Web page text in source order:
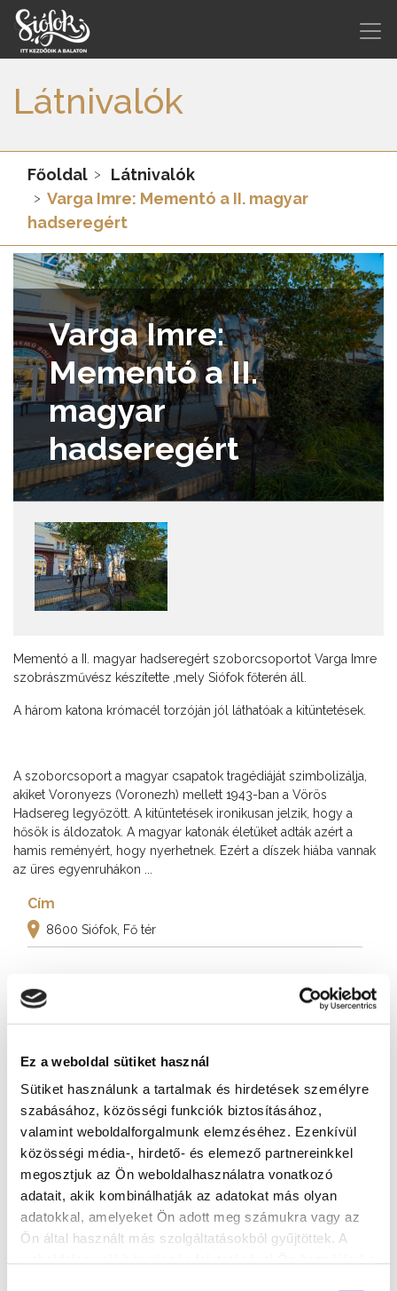
Ez a weboldal sütiket használ
Sütiket használunk a tartalmak és hirdetések személyre
szabásához, közösségi funkciók biztosításához,
valamint weboldalforgalmunk elemzéséhez. Ezenkívül
közösségi média-, hirdető- és elemező partnereinkkel
megosztjuk az Ön weboldalhasználatra vonatkozó
adatait, akik kombinálhatják az adatokat más olyan
adatokkal, amelyeket Ön adott meg számukra vagy az
Ön által használt más szolgáltatásokból gyűjtöttek. A
Látnivalók
Főoldal
Látnivalók
Varga Imre: Mementó a II. magyar
hadseregért
Varga Imre:
Mementó a II.
magyar
hadseregért
Mementó a II. magyar hadseregért szoborcsoportot Varga Imre
szobrászművész készítette ,mely Siófok főterén áll.
A három katona krómacél torzóján jól láthatóak a kitüntetések.
A szoborcsoport a magyar csapatok tragédiáját szimbolizálja,
akiket Voronyezs (Voronezh) mellett 1943-ban a Vörös
Hadsereg legyőzött. A kitüntetések ironikusan jelzik, hogy a
hősök is áldozatok. A magyar katonák életüket adták azért a
hamis reményért, hogy nyerhetnek. Ezért a díszek hiába vannak
az üres egyenruhákon ...
Cím
8600 Siófok, Fő tér
További látnivalók